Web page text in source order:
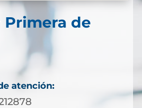
Primera de
atención: